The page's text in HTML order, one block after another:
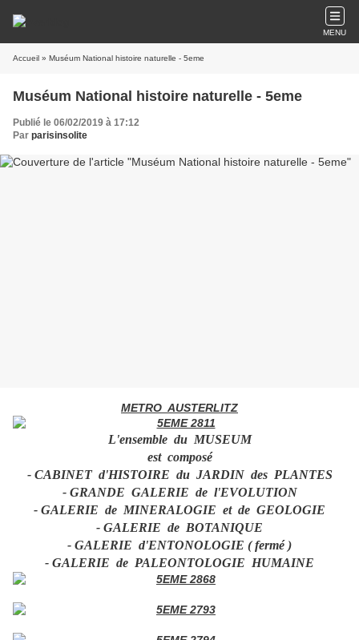
MENU
Accueil » Muséum National histoire naturelle - 5eme
Muséum National histoire naturelle - 5eme
Publié le 06/02/2019 à 17:12
Par parisinsolite
METRO AUSTERLITZ
L'ensemble du MUSEUM
est composé
- CABINET d'HISTOIRE du JARDIN des PLANTES
- GRANDE GALERIE de l'EVOLUTION
- GALERIE de MINERALOGIE et de GEOLOGIE
- GALERIE de BOTANIQUE
- GALERIE d'ENTONOLOGIE ( fermé )
- GALERIE de PALEONTOLOGIE HUMAINE